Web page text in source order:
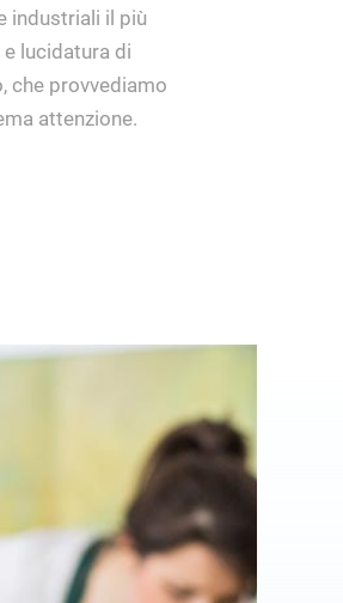
industriali il più
lucidatura di
che provvediamo
attenzione.